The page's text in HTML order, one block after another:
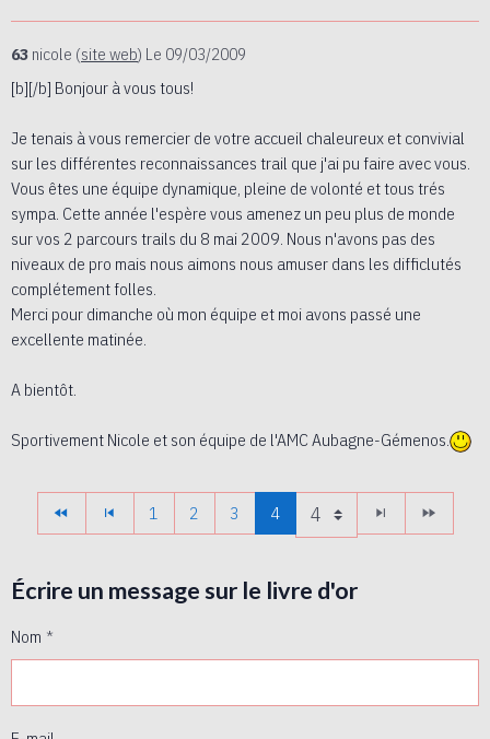
63 nicole (site web) Le 09/03/2009
[b][/b] Bonjour à vous tous!
Je tenais à vous remercier de votre accueil chaleureux et convivial
sur les différentes reconnaissances trail que j'ai pu faire avec vous.
Vous êtes une équipe dynamique, pleine de volonté et tous trés
sympa. Cette année l'espère vous amenez un peu plus de monde
sur vos 2 parcours trails du 8 mai 2009. Nous n'avons pas des
niveaux de pro mais nous aimons nous amuser dans les difficlutés
complétement folles.
Merci pour dimanche où mon équipe et moi avons passé une
excellente matinée.
A bientôt.
Sportivement Nicole et son équipe de l'AMC Aubagne-Gémenos.
1 2 3 4
Écrire un message sur le livre d'or
Nom